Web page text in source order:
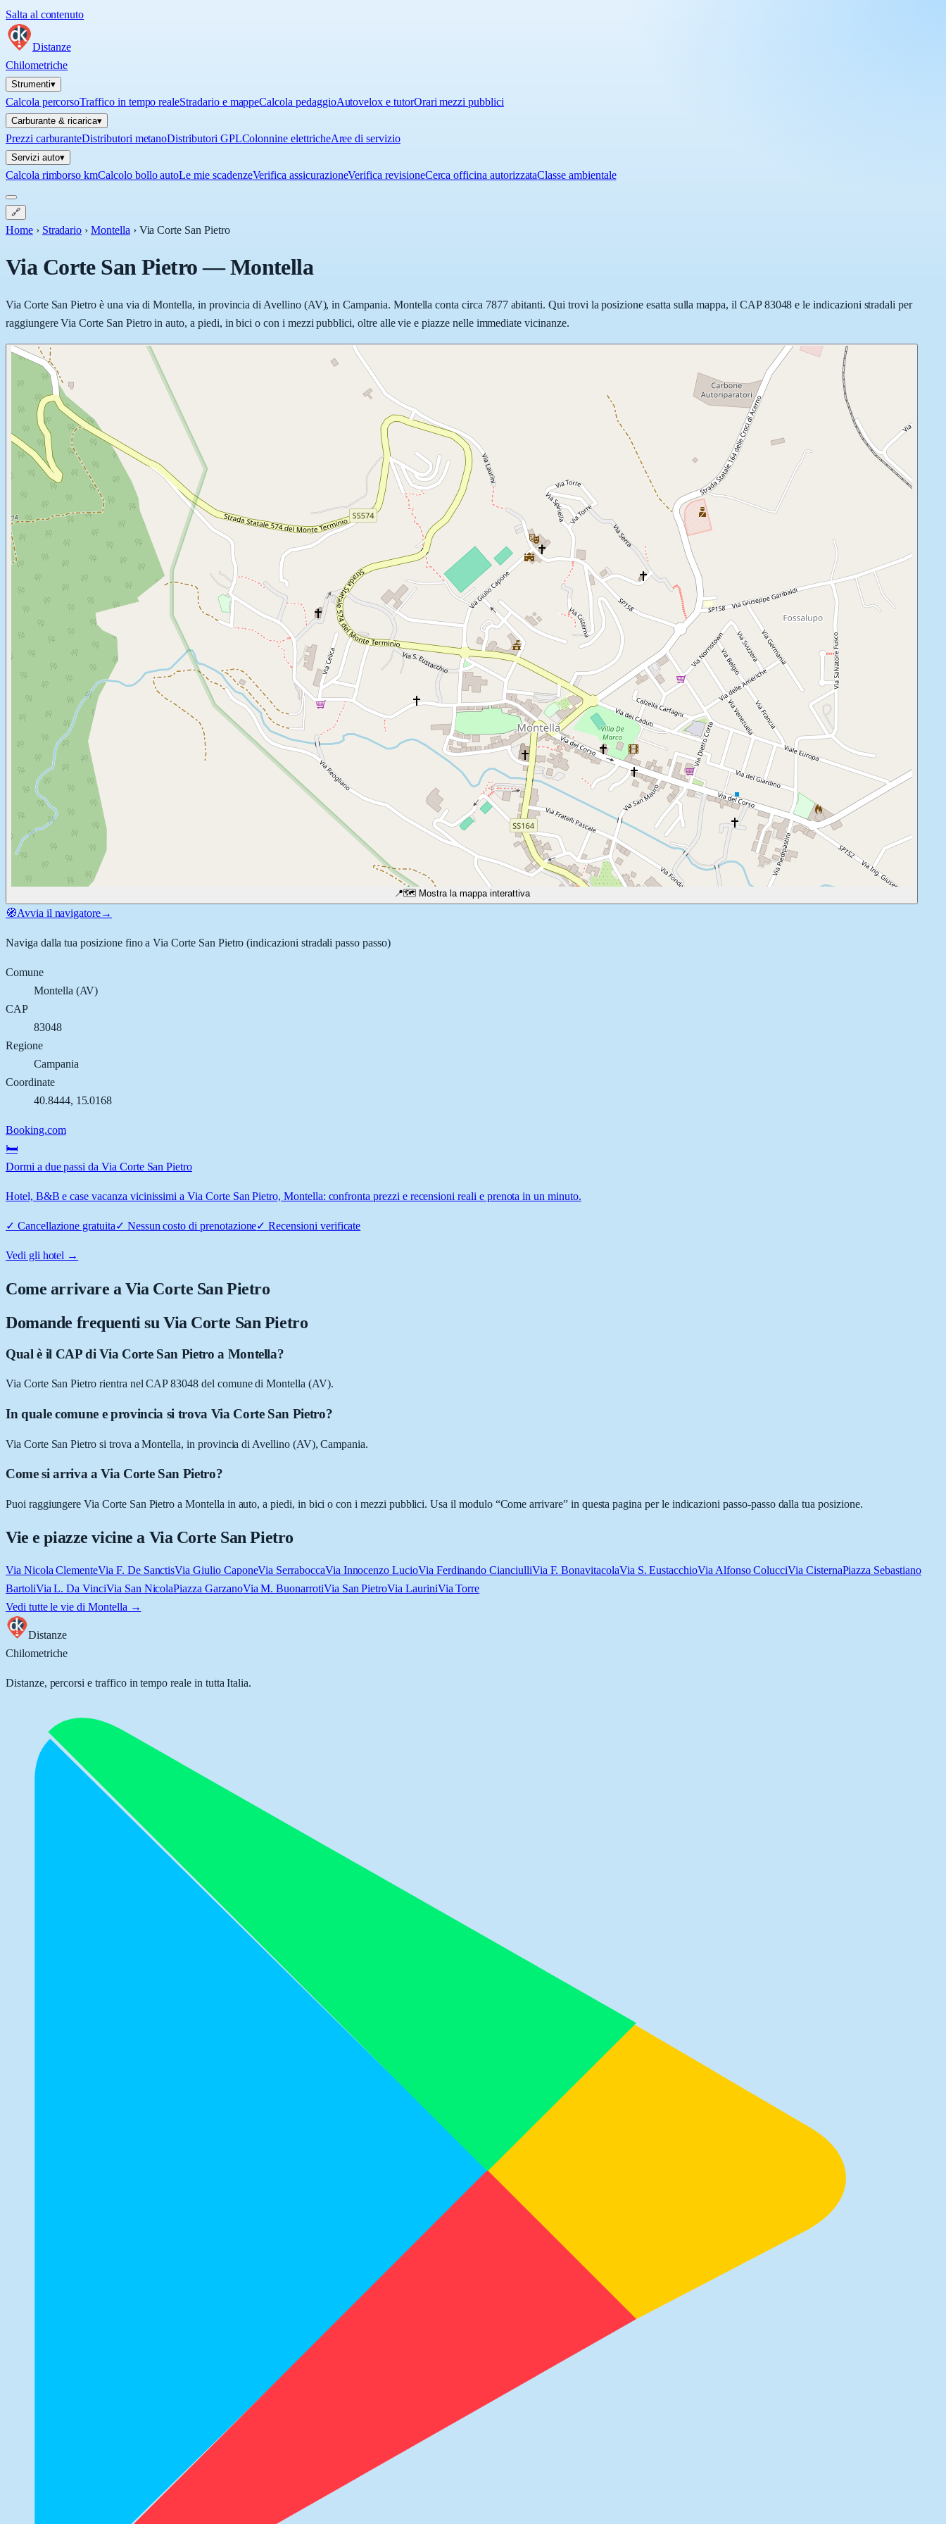
Salta al contenuto
Distanze
Chilometriche
Strumenti▾
Calcola percorsoTraffico in tempo realeStradario e mappeCalcola pedaggioAutovelox e tutorOrari mezzi pubblici
Carburante & ricarica▾
Prezzi carburanteDistributori metanoDistributori GPLColonnine elettricheAree di servizio
Servizi auto▾
Calcola rimborso kmCalcolo bollo autoLe mie scadenzeVerifica assicurazioneVerifica revisioneCerca officina autorizzataClasse ambientale
🔗
Home › Stradario › Montella › Via Corte San Pietro
Via Corte San Pietro—Montella
Via Corte San Pietro è una via di Montella, in provincia di Avellino (AV), in Campania. Montella conta circa 7877 abitanti. Qui trovi la posizione esatta sulla mappa, il CAP 83048 e le indicazioni stradali per
raggiungere Via Corte San Pietro in auto, a piedi, in bici o con i mezzi pubblici, oltre alle vie e piazze nelle immediate vicinanze.
📍🗺️ Mostra la mappa interattiva
🧭Avvia il navigatore→
Naviga dalla tua posizione fino aVia Corte San Pietro (indicazioni stradali passo passo)
Comune
Montella (AV)
CAP
83048
Regione
Campania
Coordinate
40.8444, 15.0168
Booking.com
🛏️
Dormi a due passi da Via Corte San Pietro
Hotel, B&B e case vacanza vicinissimi a Via Corte San Pietro, Montella: confronta prezzi e recensioni reali e prenota in un minuto.
✓ Cancellazione gratuita✓ Nessun costo di prenotazione✓Recensioni verificate
Vedi gli hotel →
Come arrivare aVia Corte San Pietro
Domande frequenti su Via Corte San Pietro
Qual è il CAP di Via Corte San Pietro a Montella?
Via Corte San Pietro rientra nel CAP 83048 del comune di Montella (AV).
In quale comune e provincia si trova Via Corte San Pietro?
Via Corte San Pietro si trova a Montella, in provincia di Avellino (AV), Campania.
Come si arriva a Via Corte San Pietro?
Puoi raggiungere Via Corte San Pietro a Montella in auto, a piedi, in bici o con i mezzi pubblici. Usa il modulo “Come arrivare” in questa pagina per le indicazioni passo-passo dalla tua posizione.
Vie e piazze vicine a Via Corte San Pietro
Via Nicola ClementeVia F. De SanctisVia Giulio CaponeVia SerraboccaVia Innocenzo LucioVia Ferdinando CianciulliVia F. BonavitacolaVia S. EustacchioVia Alfonso ColucciVia CisternaPiazza Sebastiano
BartoliVia L. Da VinciVia San NicolaPiazza GarzanoVia M. BuonarrotiVia San PietroVia LauriniVia Torre
Vedi tutte le vie di Montella →
Distanze
Chilometriche
Distanze, percorsi e traffico in tempo reale in tutta Italia.